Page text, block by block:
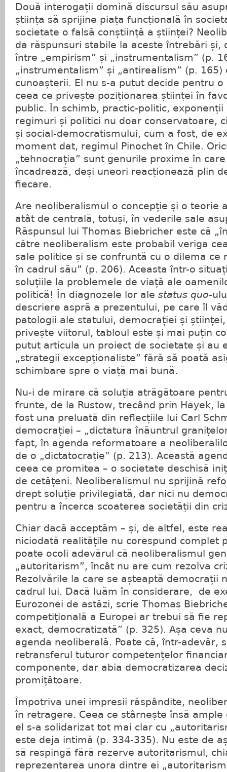
Două interogații domină discursul său
știința să sprijine piața funcțională în
societate o falsă conștiință a științei?
da răspunsuri stabile la aceste întrebări și,
între „empirism” și „instrumentalism” (p.
„instrumentalism” și „antirealism” (p. 165)
cunoașterii. El nu s-a putut decide pentru
ceea ce privește poziționarea științei în
public. În schimb, practic-politic,
regimuri și politici nu doar conservatoare,
și social-democratismului, cum a fost, de
moment dat, regimul Pinochet în Chile.
„tehnocrația” sunt genurile proxime în
încadrează, deși uneori reacționează plin
fiecare.
Are neoliberalismul o concepție și o teorie
atât de centrală, totuși, în vederile sale
Răspunsul lui Thomas Biebricher este că
către neoliberalism este probabil veriga
sale politice și se confruntă cu o dilema ce
în cadrul său” (p. 206). Aceasta într-o
soluțiile la problemele de viață ale
politică! În diagnozele lor ale status quo-
descriere aspră a prezentului, pe care îl
patologii ale statului, democrației și
privește viitorul, tabloul este și mai puțin
putut articula un proiect de societate și au
„strategii excepționaliste” fără să poată
schimbare spre o viață mai bună.
Nu-i de mirare că soluția atrăgătoare
frunte, de la Rustow, trecând prin Hayek,
fost una preluată din reflecțiile lui Carl
democrației – „dictatura înăuntrul
fapt, în agenda reformatoare a
de o „dictatocrație” (p. 213). Această
ceea ce promitea – o societate deschisă
de cetățeni. Neoliberalismul nu sprijină
drept soluție privilegiată, dar nici nu
pentru a încerca scoaterea societății din
Chiar dacă acceptăm – și, de altfel, este
niciodată realitățile nu corespund complet
poate ocoli adevărul că neoliberalismul
„autoritarism”, încât nu are cum rezolva
Rezolvările la care se așteaptă democrații
cadrul lui. Dacă luăm în considerare, de
Eurozonei de astăzi, scrie Thomas
competițională a Europei ar trebui să fie
exact, democratizată” (p. 325). Așa ceva
agenda neoliberală. Poate că, într-adevăr,
retransferul tuturor competențelor
componente, dar abia democratizarea
promițătoare.
Împotriva unei impresii răspândite,
în retragere. Ceea ce stârnește însă
el s-a solidarizat tot mai clar cu
este deja intimă (p. 334-335). Nu este de
să respingă fără rezerve autoritarismul,
reprezentarea unora dintre ei